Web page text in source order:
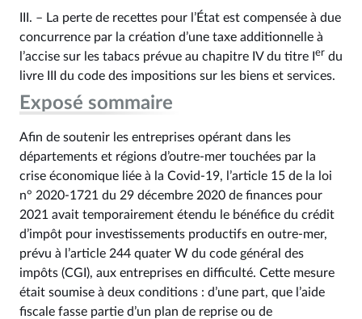
III. – La perte de recettes pour l’État est compensée à due
concurrence par la création d’une taxe additionnelle à
l’accise sur les tabacs prévue au chapitre IV du titre I er du
livre III du code des impositions sur les biens et services.
Exposé sommaire
Afin de soutenir les entreprises opérant dans les
départements et régions d’outre-mer touchées par la
crise économique liée à la Covid-19, l’article 15 de la loi
n° 2020-1721 du 29 décembre 2020 de finances pour
2021 avait temporairement étendu le bénéfice du crédit
d’impôt pour investissements productifs en outre-mer,
prévu à l’article 244 quater W du code général des
impôts (CGI), aux entreprises en difficulté. Cette mesure
était soumise à deux conditions : d’une part, que l’aide
fiscale fasse partie d’un plan de reprise ou de